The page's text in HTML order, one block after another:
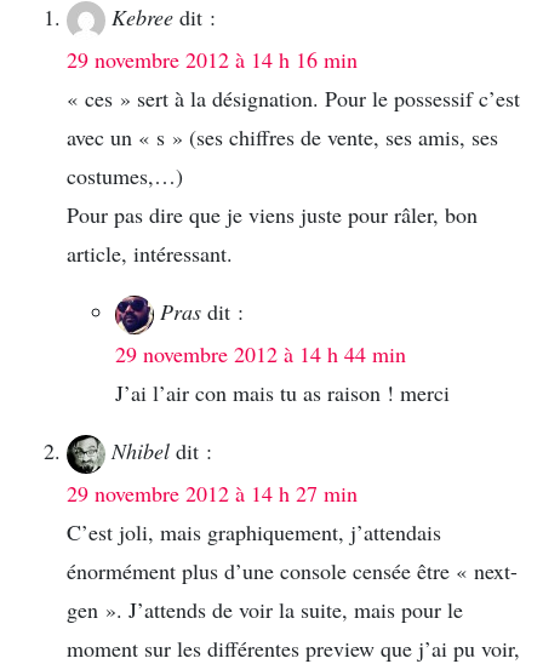
Kebree dit :
29 novembre 2012 à 14 h 16 min
« ces » sert à la désignation. Pour le possessif c’est
avec un « s » (ses chiffres de vente, ses amis, ses
costumes,…)
Pour pas dire que je viens juste pour râler, bon
article, intéressant.
Pras dit :
29 novembre 2012 à 14 h 44 min
J’ai l’air con mais tu as raison ! merci
Nhibel dit :
29 novembre 2012 à 14 h 27 min
C’est joli, mais graphiquement, j’attendais
énormément plus d’une console censée être « next-
gen ». J’attends de voir la suite, mais pour le
moment sur les différentes preview que j’ai pu voir,